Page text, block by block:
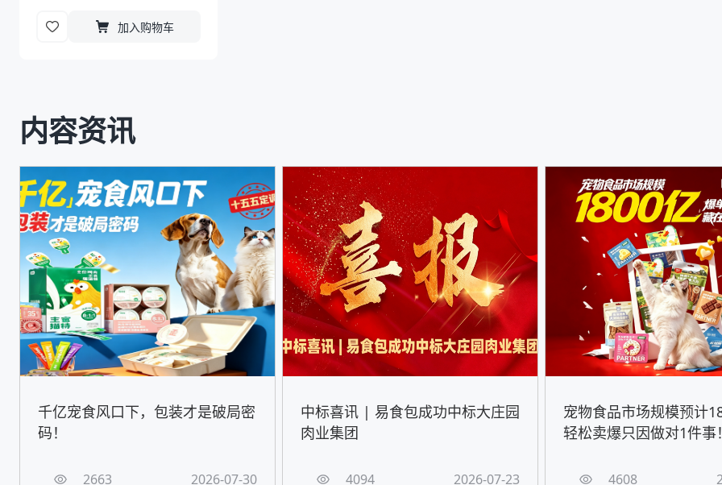
加入购物车
内容资讯
千亿宠食风口下，包装才是破局密
码！
2663 2026-07-30
中标喜讯 | 易食包成功中标大庄园
肉业集团
4094 2026-07-23
宠物食品市场规模预计
轻松卖爆只因做对1件事
4608